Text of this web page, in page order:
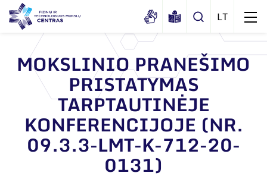
Apie mus
Dokumentai
Sertifikatai ir akreditavimo pažymėjimai
Viešieji pirkimai
Struktūra
Administracija
Administraciniai skyriai
Naujienos
Renginiai
MOKSLINIO PRANEŠIMO
PRISTATYMAS
TARPTAUTINĖJE
KONFERENCIJOJE (NR.
09.3.3-LMT-K-712-20-
0131)